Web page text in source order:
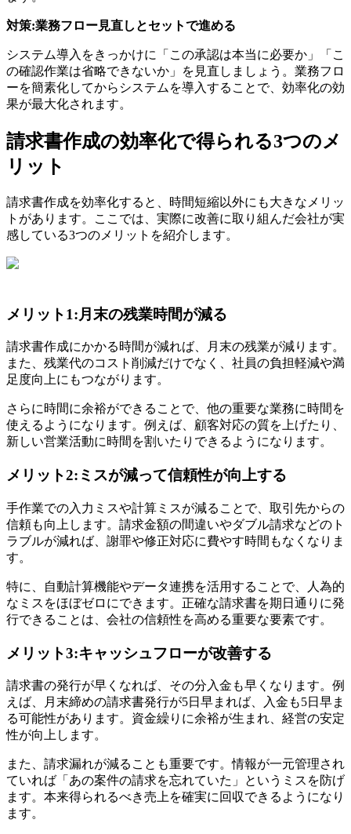
対策:業務フロー見直しとセットで進める
システム導入をきっかけに「この承認は本当に必要か」「こ
の確認作業は省略できないか」を見直しましょう。業務フロ
ーを簡素化してからシステムを導入することで、効率化の効
果が最大化されます。
請求書作成の効率化で得られる3つのメ
リット
請求書作成を効率化すると、時間短縮以外にも大きなメリッ
トがあります。ここでは、実際に改善に取り組んだ会社が実
感している3つのメリットを紹介します。
メリット1:月末の残業時間が減る
請求書作成にかかる時間が減れば、月末の残業が減ります。
また、残業代のコスト削減だけでなく、社員の負担軽減や満
足度向上にもつながります。
さらに時間に余裕ができることで、他の重要な業務に時間を
使えるようになります。例えば、顧客対応の質を上げたり、
新しい営業活動に時間を割いたりできるようになります。
メリット2:ミスが減って信頼性が向上する
手作業での入力ミスや計算ミスが減ることで、取引先からの
信頼も向上します。請求金額の間違いやダブル請求などのト
ラブルが減れば、謝罪や修正対応に費やす時間もなくなりま
す。
特に、自動計算機能やデータ連携を活用することで、人為的
なミスをほぼゼロにできます。正確な請求書を期日通りに発
行できることは、会社の信頼性を高める重要な要素です。
メリット3:キャッシュフローが改善する
請求書の発行が早くなれば、その分入金も早くなります。例
えば、月末締めの請求書発行が5日早まれば、入金も5日早ま
る可能性があります。資金繰りに余裕が生まれ、経営の安定
性が向上します。
また、請求漏れが減ることも重要です。情報が一元管理され
ていれば「あの案件の請求を忘れていた」というミスを防げ
ます。本来得られるべき売上を確実に回収できるようになり
ます。